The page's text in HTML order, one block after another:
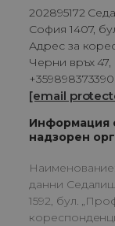
202895172
София 1407,
Адрес за
Черни връх
[email
Информация
надзорен
данни
1592, бул.